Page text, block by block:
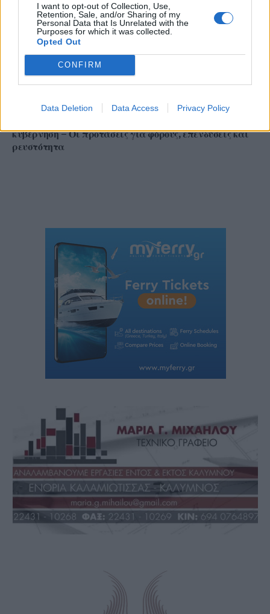
I want to opt-out of Collection, Use,
Retention, Sale, and/or Sharing of my
Personal Data that Is Unrelated with the
Purposes for which it was collected.
Opted Out
CONFIRM
Data Deletion Data Access Privacy Policy
κυβέρνηση – Οι προτάσεις για φόρους, επενδύσεις και
ρευστότητα